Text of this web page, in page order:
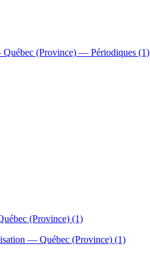
(Province) — Périodiques (1)
(Province) (1)
— Québec (Province) (1)